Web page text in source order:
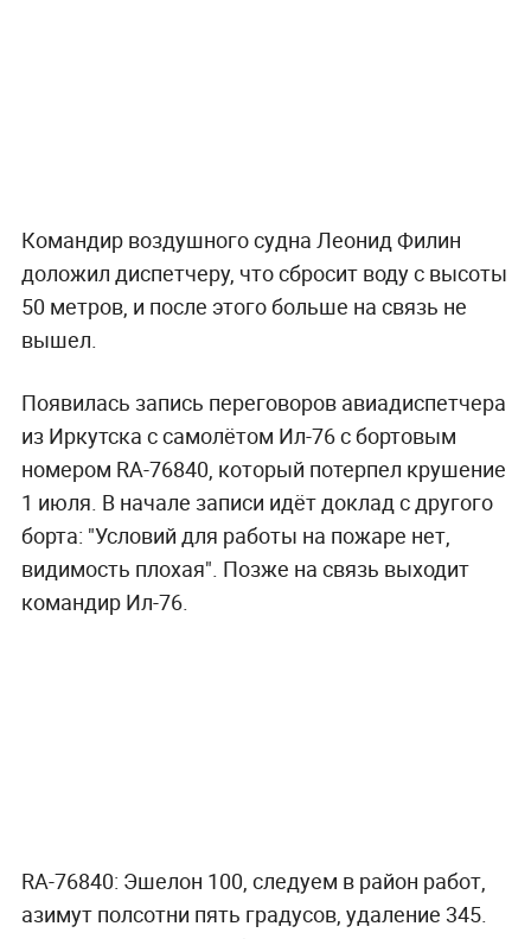
Командир воздушного судна Леонид Филин
доложил диспетчеру, что сбросит воду с высоты
50 метров, и после этого больше на связь не
вышел.
Появилась запись переговоров авиадиспетчера
из Иркутска с самолётом Ил-76 с бортовым
номером RA-76840, который потерпел крушение
1 июля. В начале записи идёт доклад с другого
борта: "Условий для работы на пожаре нет,
видимость плохая". Позже на связь выходит
командир Ил-76.
RA-76840: Эшелон 100, следуем в район работ,
азимут полсотни пять градусов, удаление 345.